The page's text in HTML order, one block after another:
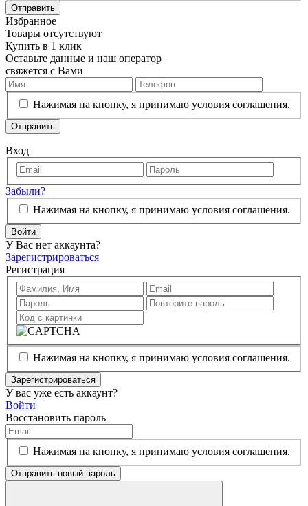
Отправить
Избранное
Товары отсутствуют
Купить в 1 клик
Оставьте данные и наш оператор
свяжется с Вами
Нажимая на кнопку, я принимаю условия соглашения.
Отправить
Вход
Забыли?
Нажимая на кнопку, я принимаю условия соглашения.
Войти
У Вас нет аккаунта?
Зарегистрироваться
Регистрация
Нажимая на кнопку, я принимаю условия соглашения.
Зарегистрироваться
У вас уже есть аккаунт?
Войти
Восстановить пароль
Нажимая на кнопку, я принимаю условия соглашения.
Отправить новый пароль